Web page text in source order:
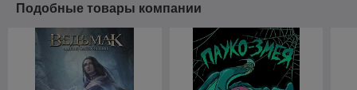
Подобные товары компании